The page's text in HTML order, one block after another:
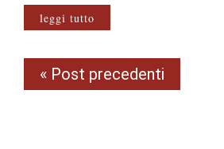
leggi tutto
« Post precedenti